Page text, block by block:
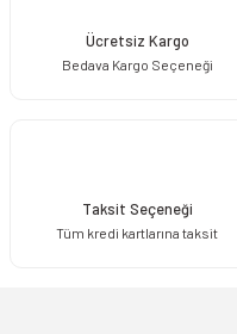
Ücretsiz Kargo
Bedava Kargo Seçeneği
Taksit Seçeneği
Tüm kredi kartlarına taksit